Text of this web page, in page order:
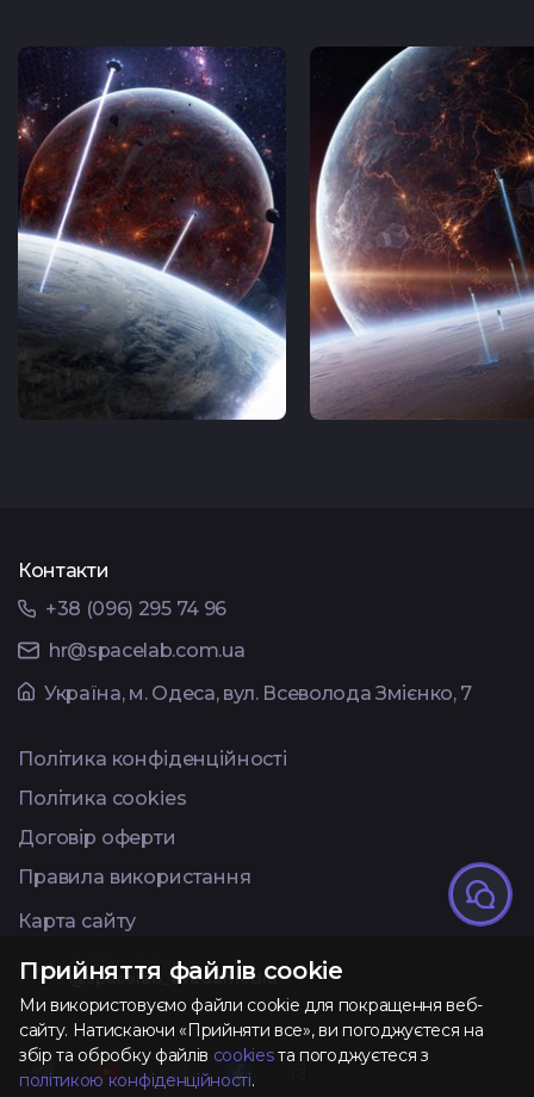
Тест з Java
(основи)
Тест з
Тест з Python
/Django
Контакти
+38 (096) 295 74 96
hr@spacelab.com.ua
Українa, м. Одеса, вул. Всеволода Змієнко, 7
Політика конфіденційності
Політика cookies
Договір оферти
Правила використання
Карта сайту
Available on Telegram
@spacelab_avadamedia
Прийняття файлів cookie
Ми використовуємо файли cookie для покращення веб-
сайту. Натискаючи «Прийняти все», ви погоджуєтеся на
збір та обробку файлів cookiesта погоджуєтеся з
політикою конфіденційності.